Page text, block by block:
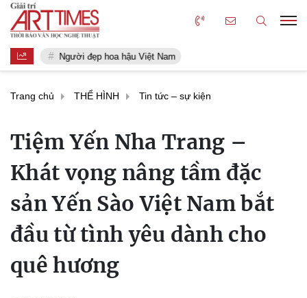
Người đẹp hoa hậu Việt Nam
Trang chủ THỂ HÌNH Tin tức – sự kiện
Tiệm Yến Nha Trang –
Khát vọng nâng tầm đặc
sản Yến Sào Việt Nam bắt
đầu từ tình yêu dành cho
quê hương